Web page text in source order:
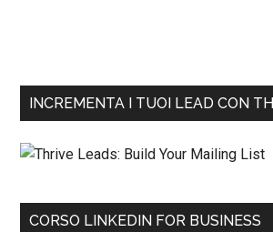
INCREMENTA I TUOI LEAD CON
CORSO LINKEDIN FOR BUSINESS